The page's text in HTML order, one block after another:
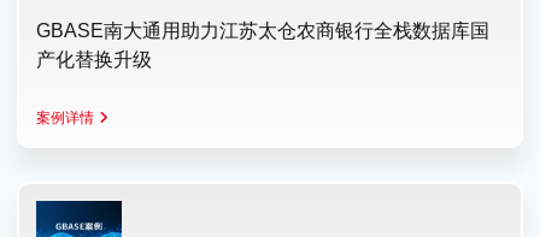
GBASE南大通用助力江苏太仓农商银行全栈数据库国
产化替换升级
案例详情